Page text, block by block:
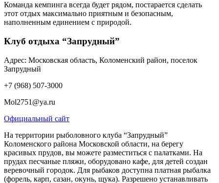
Команда кемпинга всегда будет рядом, постарается сделать
этот отдых максимально приятным и безопасным,
наполненным единением с природой.
Клуб отдыха “Запрудный”
Адрес: Московская область, Коломенский район, поселок
Запрудный
+7 (968) 507-3000
Mol2751@ya.ru
Официальный сайт
На территории рыболовного клуба “Запрудный”
Коломенского района Московской области, на берегу
красивых прудов, вы можете разместиться с палатками. На
прудах песчаные пляжи, оборудовано кафе, для детей создан
веревочный городок. Для рыбаков доступна платная рыбалка
(форель, карп, сазан, окунь, щука). Разрешено устанавливать